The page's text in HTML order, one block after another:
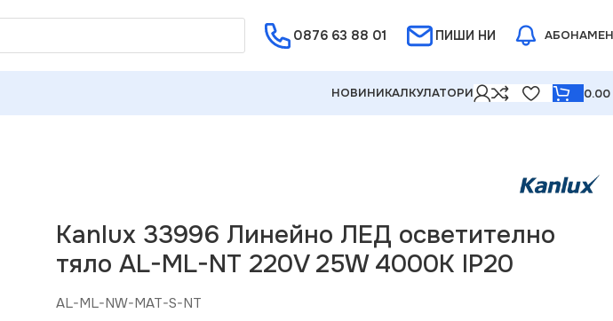
ВЗЕМИ КУПОН ЗА НАМАЛЕНИЕ ОТ 5% 0876 63 88 01 ПИШИ НИ
НОВИНИКАЛКУЛАТОРИ 0.00
Kanlux 33996 Линейно ЛЕД осветително
тяло AL-ML-NT 220V 25W 4000K IP20
AL-ML-NW-MAT-S-NT